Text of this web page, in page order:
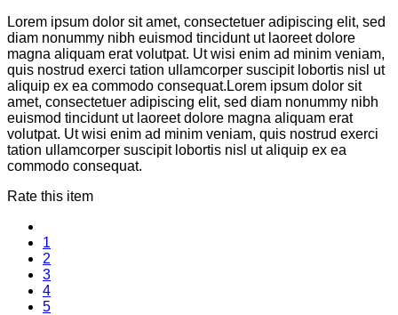
Lorem ipsum dolor sit amet, consectetuer adipiscing elit, sed
diam nonummy nibh euismod tincidunt ut laoreet dolore
magna aliquam erat volutpat. Ut wisi enim ad minim veniam,
quis nostrud exerci tation ullamcorper suscipit lobortis nisl ut
aliquip ex ea commodo consequat.Lorem ipsum dolor sit
amet, consectetuer adipiscing elit, sed diam nonummy nibh
euismod tincidunt ut laoreet dolore magna aliquam erat
volutpat. Ut wisi enim ad minim veniam, quis nostrud exerci
tation ullamcorper suscipit lobortis nisl ut aliquip ex ea
commodo consequat.
Rate this item
1
2
3
4
5